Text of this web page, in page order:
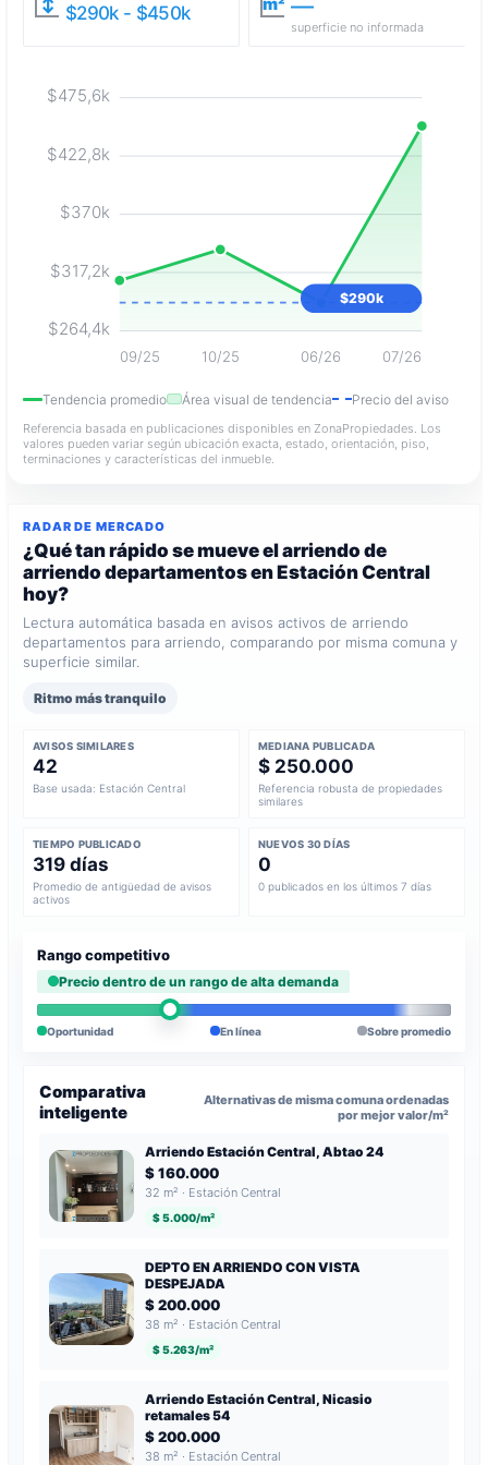
↕ $290k - $450k m² —
superficie no informada
$264,4k
$317,2k
$370k
$422,8k
$475,6k
09/25 10/25 06/26 07/26
$290k
Tendencia promedio Área visual de tendencia Precio del aviso
Referencia basada en publicaciones disponibles en ZonaPropiedades. Los
valores pueden variar según ubicación exacta, estado, orientación, piso,
terminaciones y características del inmueble.
RADAR DE MERCADO
¿Qué tan rápido se mueve el arriendo de
arriendo departamentos en Estación Central
hoy?
Lectura automática basada en avisos activos de arriendo
departamentos para arriendo, comparando por misma comuna y
superficie similar.
Ritmo más tranquilo
AVISOS SIMILARES
42
Base usada: Estación Central
MEDIANA PUBLICADA
$ 250.000
Referencia robusta de propiedades
similares
TIEMPO PUBLICADO
319 días
Promedio de antigüedad de avisos
activos
NUEVOS 30 DÍAS
0
0 publicados en los últimos 7 días
Rango competitivo
Precio dentro de un rango de alta demanda
Oportunidad En línea Sobre promedio
Comparativa
inteligente
Alternativas de misma comuna ordenadas
por mejor valor/m²
Arriendo Estación Central, Abtao 24
$ 160.000
32 m² · Estación Central
$ 5.000/m²
DEPTO EN ARRIENDO CON VISTA
DESPEJADA
$ 200.000
38 m² · Estación Central
$ 5.263/m²
Arriendo Estación Central, Nicasio
retamales 54
$ 200.000
38 m² · Estación Central